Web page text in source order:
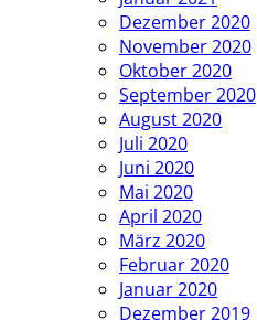
Dezember 2020
November 2020
Oktober 2020
September 2020
August 2020
Juli 2020
Juni 2020
Mai 2020
April 2020
März 2020
Februar 2020
Januar 2020
Dezember 2019